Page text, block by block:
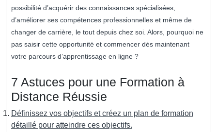
possibilité d’acquérir des connaissances spécialisées,
d’améliorer ses compétences professionnelles et même de
changer de carrière, le tout depuis chez soi. Alors, pourquoi ne
pas saisir cette opportunité et commencer dès maintenant
votre parcours d’apprentissage en ligne ?
7 Astuces pour une Formation à
Distance Réussie
Définissez vos objectifs et créez un plan de formation
détaillé pour atteindre ces objectifs.